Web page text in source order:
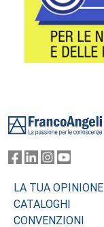
LA TUA OPINIONE
CATALOGHI
CONVENZIONI